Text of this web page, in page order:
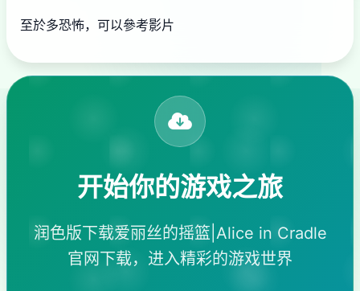
至於多恐怖，可以參考影片
开始你的游戏之旅
润色版下载爱丽丝的摇篮|Alice in Cradle
官网下载，进入精彩的游戏世界